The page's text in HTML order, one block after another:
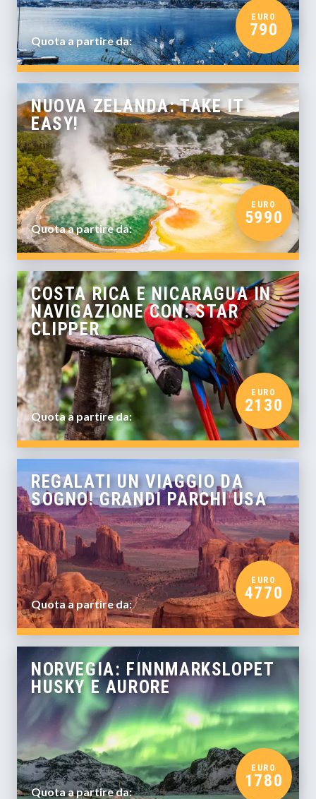
Quota a partire da:
EURO
790
NUOVA ZELANDA: TAKE IT
EASY!
Quota a partire da:
EURO
5990
COSTA RICA E NICARAGUA IN
NAVIGAZIONE CON: STAR
CLIPPER
Quota a partire da:
EURO
2130
REGALATI UN VIAGGIO DA
SOGNO! GRANDI PARCHI USA
Quota a partire da:
EURO
4770
NORVEGIA: FINNMARKSLOPET
HUSKY E AURORE
Quota a partire da:
EURO
1780